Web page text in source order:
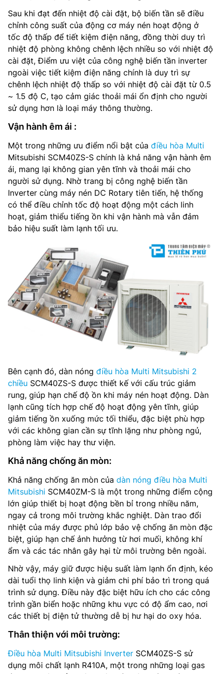
Sau khi đạt đến nhiệt độ cài đặt, bộ biến tần sẽ điều
chỉnh công suất của động cơ máy nén hoạt động ở
tốc độ thấp để tiết kiệm điện năng, đồng thời duy trì
nhiệt độ phòng không chênh lệch nhiều so với nhiệt độ
cài đặt, Điểm ưu việt của công nghệ biến tần inverter
ngoài việc tiết kiệm điện năng chính là duy trì sự
chênh lệch nhiệt độ thấp so với nhiệt độ cài đặt từ 0.5
~ 1.5 độ C, tạo cảm giác thoải mái ổn định cho người
sử dụng hơn là loại máy thông thường.
Vận hành êm ái :
Một trong những ưu điểm nổi bật của điều hòa Multi
Mitsubishi SCM40ZS-S chính là khả năng vận hành êm
ái, mang lại không gian yên tĩnh và thoải mái cho
người sử dụng. Nhờ trang bị công nghệ biến tần
Inverter cùng máy nén DC Rotary tiên tiến, hệ thống
có thể điều chỉnh tốc độ hoạt động một cách linh
hoạt, giảm thiểu tiếng ồn khi vận hành mà vẫn đảm
bảo hiệu suất làm lạnh tối ưu.
Bên cạnh đó, dàn nóng điều hòa Multi Mitsubishi 2
chiều SCM40ZS-S được thiết kế với cấu trúc giảm
rung, giúp hạn chế độ ồn khi máy nén hoạt động. Dàn
lạnh cũng tích hợp chế độ hoạt động yên tĩnh, giúp
giảm tiếng ồn xuống mức tối thiểu, đặc biệt phù hợp
với các không gian cần sự tĩnh lặng như phòng ngủ,
phòng làm việc hay thư viện.
Khả năng chống ăn mòn:
Khả năng chống ăn mòn của dàn nóng điều hòa Multi
Mitsubishi SCM40ZM-S là một trong những điểm cộng
lớn giúp thiết bị hoạt động bền bỉ trong nhiều năm,
ngay cả trong môi trường khắc nghiệt. Dàn trao đổi
nhiệt của máy được phủ lớp bảo vệ chống ăn mòn đặc
biệt, giúp hạn chế ảnh hưởng từ hơi muối, không khí
ẩm và các tác nhân gây hại từ môi trường bên ngoài.
Nhờ vậy, máy giữ được hiệu suất làm lạnh ổn định, kéo
dài tuổi thọ linh kiện và giảm chi phí bảo trì trong quá
trình sử dụng. Điều này đặc biệt hữu ích cho các công
trình gần biển hoặc những khu vực có độ ẩm cao, nơi
các thiết bị điện tử thường dễ bị hư hại do oxy hóa.
Thân thiện với môi trường:
Điều hòa Multi Mitsubishi Inverter SCM40ZS-S sử
dụng môi chất lạnh R410A, một trong những loại gas